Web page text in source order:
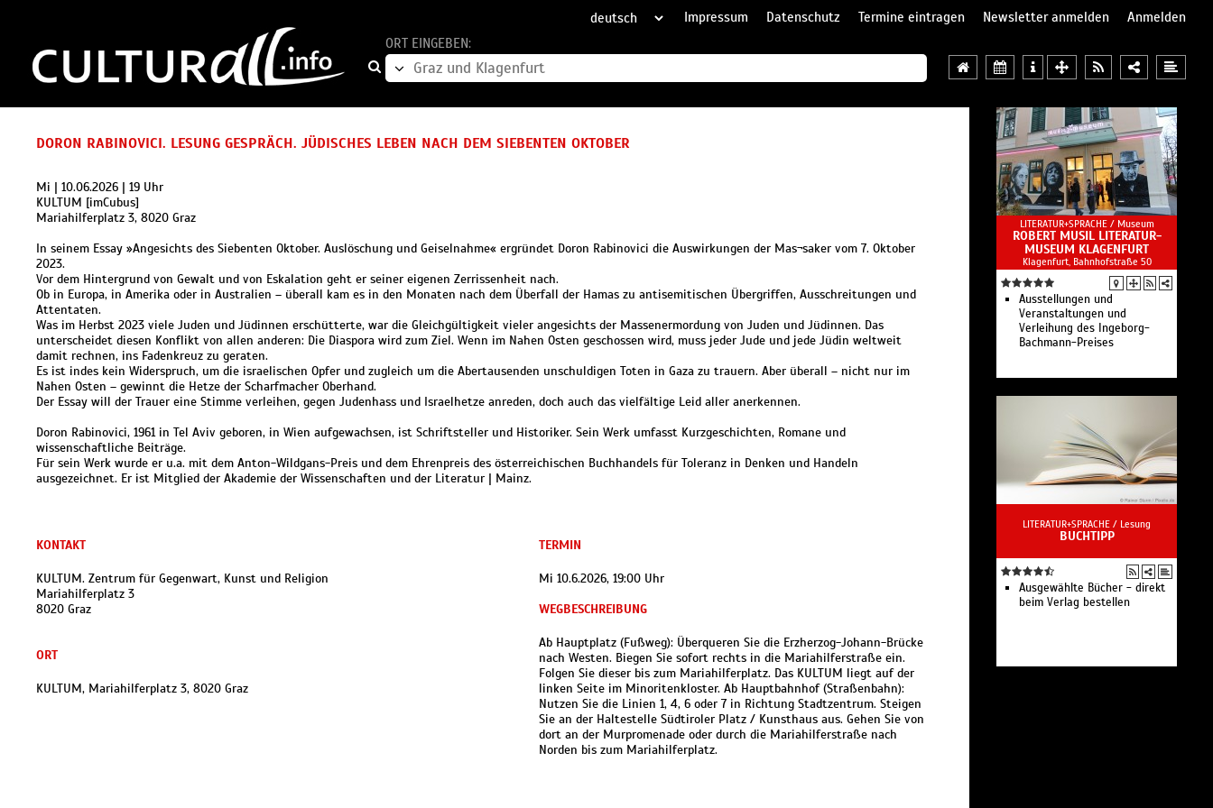
Impressum Datenschutz Termine eintragen Newsletter anmelden
Anmelden
ORT EINGEBEN:
DORON RABINOVICI. LESUNG GESPRÄCH. JÜDISCHES LEBEN NACH DEM SIEBENTEN OKTOBER
Mi | 10.06.2026 | 19 Uhr
KULTUM [imCubus]
Mariahilferplatz 3, 8020 Graz
In seinem Essay »Angesichts des Siebenten Oktober. Auslöschung und Geiselnahme« ergründet Doron Rabinovici die Auswirkungen der Mas¬saker vom 7. Oktober
2023.
Vor dem Hintergrund von Gewalt und von Eskalation geht er seiner eigenen Zerrissenheit nach.
Ob in Europa, in Amerika oder in Australien – überall kam es in den Monaten nach dem Überfall der Hamas zu antisemitischen Übergriffen, Ausschreitungen und
Attentaten.
Was im Herbst 2023 viele Juden und Jüdinnen erschütterte, war die Gleichgültigkeit vieler angesichts der Massenermordung von Juden und Jüdinnen. Das
unterscheidet diesen Konflikt von allen anderen: Die Diaspora wird zum Ziel. Wenn im Nahen Osten geschossen wird, muss jeder Jude und jede Jüdin weltweit
damit rechnen, ins Fadenkreuz zu geraten.
Es ist indes kein Widerspruch, um die israelischen Opfer und zugleich um die Abertausenden unschuldigen Toten in Gaza zu trauern. Aber überall – nicht nur im
Nahen Osten – gewinnt die Hetze der Scharfmacher Oberhand.
Der Essay will der Trauer eine Stimme verleihen, gegen Judenhass und Israelhetze anreden, doch auch das vielfältige Leid aller anerkennen.
Doron Rabinovici, 1961 in Tel Aviv geboren, in Wien aufgewachsen, ist Schriftsteller und Historiker. Sein Werk umfasst Kurzgeschichten, Romane und
wissenschaftliche Beiträge.
Für sein Werk wurde er u.a. mit dem Anton-Wildgans-Preis und dem Ehrenpreis des österreichischen Buchhandels für Toleranz in Denken und Handeln
ausgezeichnet. Er ist Mitglied der Akademie der Wissenschaften und der Literatur | Mainz.
KONTAKT
KULTUM. Zentrum für Gegenwart, Kunst und Religion
Mariahilferplatz 3
8020 Graz
ORT
KULTUM, Mariahilferplatz 3, 8020 Graz
TERMIN
Mi 10.6.2026, 19:00 Uhr
WEGBESCHREIBUNG
Ab Hauptplatz (Fußweg): Überqueren Sie die Erzherzog-Johann-Brücke
nach Westen. Biegen Sie sofort rechts in die Mariahilferstraße ein.
Folgen Sie dieser bis zum Mariahilferplatz. Das KULTUM liegt auf der
linken Seite im Minoritenkloster. Ab Hauptbahnhof (Straßenbahn):
Nutzen Sie die Linien 1, 4, 6 oder 7 in Richtung Stadtzentrum. Steigen
Sie an der Haltestelle Südtiroler Platz / Kunsthaus aus. Gehen Sie von
dort an der Murpromenade oder durch die Mariahilferstraße nach
Norden bis zum Mariahilferplatz.
LITERATUR+SPRACHE / Museum
ROBERT MUSIL LITERATUR-
MUSEUM KLAGENFURT
Klagenfurt, Bahnhofstraße 50
Ausstellungen und
Veranstaltungen und
Verleihung des Ingeborg-
Bachmann-Preises
LITERATUR+SPRACHE / Lesung
BUCHTIPP
Ausgewählte Bücher - direkt
beim Verlag bestellen